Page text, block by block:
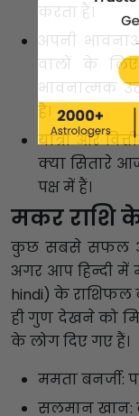
करता है।
अपनी
वालों के
भावनात्मक
है।
यात्रा और
क्या सितारे
पक्ष में हैं।
मकर राशि के
कुछ सबसे सफल और
अगर आप हिन्दी में
hindi) के राशिफल
ही गुण देखने को
के लोग दिए गए हैं।
ममता बनर्जी:
सलमान खान: